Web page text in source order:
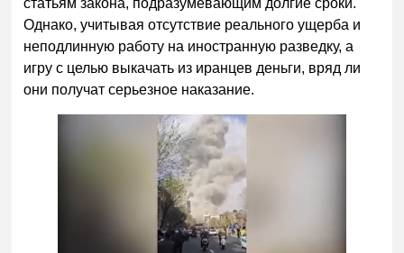
Однако, учитывая отсутствие реального ущерба и
неподлинную работу на иностранную разведку, а
игру с целью выкачать из иранцев деньги, вряд ли
они получат серьезное наказание.